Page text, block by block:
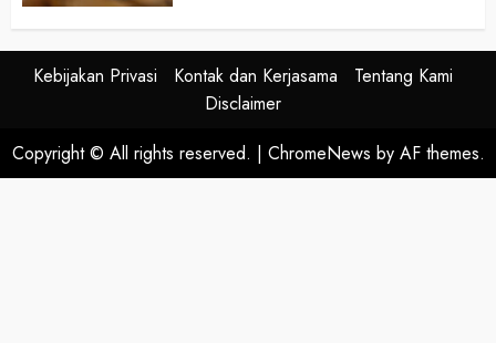
Kebijakan Privasi Kontak dan Kerjasama
Tentang Kami
Disclaimer
Copyright © All rights reserved. | ChromeNews by AF themes.